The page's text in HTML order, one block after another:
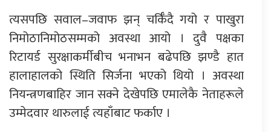
त्यसपछि सवाल–जवाफ झन् चर्किँदै गयो र पाखुरा
निमोठानिमोठसम्मको अवस्था आयो । दुवै पक्षका
रिटायर्ड सुरक्षाकर्मीबीच भनाभन बढेपछि झण्डै हात
हालाहालको स्थिति सिर्जना भएको थियो । अवस्था
नियन्त्रणबाहिर जान सक्ने देखेपछि एमालेकै नेताहरूले
उम्मेदवार थारुलाई त्यहाँबाट फर्काए ।